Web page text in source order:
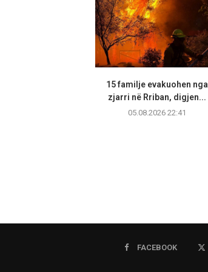
15 familje evakuohen nga
zjarri në Rriban, digjen...
05.08.2026 22:41
FACEBOOK